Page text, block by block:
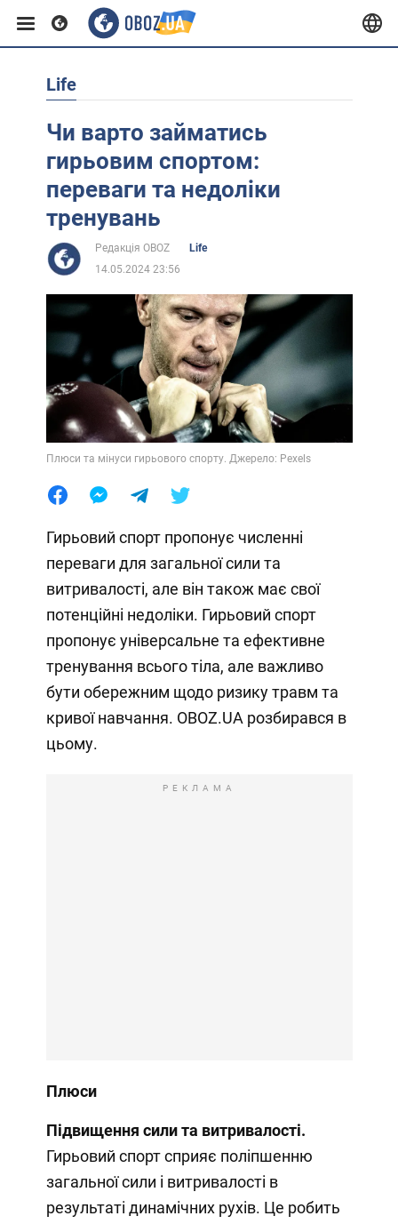
Європа
США
Африка
Життя
Лайфхаки
Life
Чи варто займатись
гирьовим спортом:
переваги та недоліки
тренувань
Редакція OBOZ
Life
14.05.2024 23:56
Плюси та мінуси гирьового спорту. Джерело: Pexels
Гирьовий спорт пропонує численні
переваги для загальної сили та
витривалості, але він також має свої
потенційні недоліки. Гирьовий спорт
пропонує універсальне та ефективне
тренування всього тіла, але важливо
бути обережним щодо ризику травм та
кривої навчання. OBOZ.UA розбирався в
цьому.
РЕКЛАМА
Плюси
Підвищення сили та витривалості.
Гирьовий спорт сприяє поліпшенню
загальної сили і витривалості в
результаті динамічних рухів. Це робить